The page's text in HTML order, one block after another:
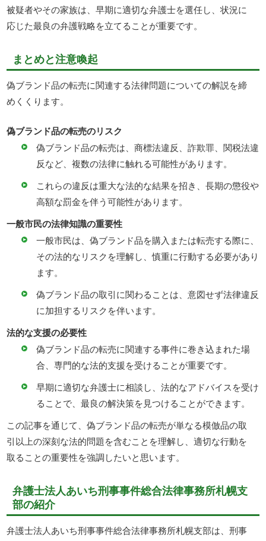
被疑者やその家族は、早期に適切な弁護士を選任し、状況に
応じた最良の弁護戦略を立てることが重要です。
まとめと注意喚起
偽ブランド品の転売に関連する法律問題についての解説を締
めくくります。
偽ブランド品の転売のリスク
偽ブランド品の転売は、商標法違反、詐欺罪、関税法違
反など、複数の法律に触れる可能性があります。
これらの違反は重大な法的な結果を招き、長期の懲役や
高額な罰金を伴う可能性があります。
一般市民の法律知識の重要性
一般市民は、偽ブランド品を購入または転売する際に、
その法的なリスクを理解し、慎重に行動する必要があり
ます。
偽ブランド品の取引に関わることは、意図せず法律違反
に加担するリスクを伴います。
法的な支援の必要性
偽ブランド品の転売に関連する事件に巻き込まれた場
合、専門的な法的支援を受けることが重要です。
早期に適切な弁護士に相談し、法的なアドバイスを受け
ることで、最良の解決策を見つけることができます。
この記事を通じて、偽ブランド品の転売が単なる模倣品の取
引以上の深刻な法的問題を含むことを理解し、適切な行動を
取ることの重要性を強調したいと思います。
弁護士法人あいち刑事事件総合法律事務所札幌支
部の紹介
弁護士法人あいち刑事事件総合法律事務所札幌支部は、刑事